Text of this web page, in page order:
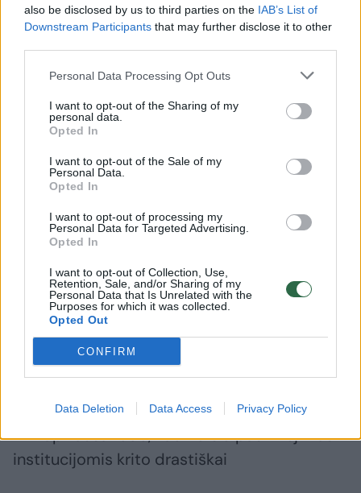
also be disclosed by us to third parties on the IAB’s List of
Downstream Participants that may further disclose it to other
Personal Data Processing Opt Outs
I want to opt-out of the Sharing of my
personal data.
Opted In
I want to opt-out of the Sale of my
Personal Data.
Opted In
I want to opt-out of processing my
Personal Data for Targeted Advertising.
Opted In
I want to opt-out of Collection, Use,
Retention, Sale, and/or Sharing of my
Personal Data that Is Unrelated with the
Purposes for which it was collected.
Opted Out
CONFIRM
Data Deletion Data Access Privacy Policy
Susiję straipsniai
Nauja traukos vieta Kaune –
baras, kuriame patiekiamas
tik vienas gėrimas
tris
kuras
EIM apklausa rodo, kad verslo pasitikėjimas
institucijomis krito drastiškai